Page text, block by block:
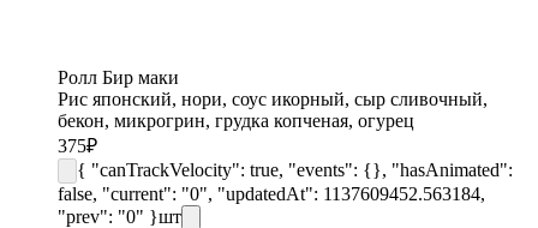
Ролл Бир маки
Рис японский, нори, соус икорный, сыр сливочный,
бекон, микрогрин, грудка копченая, огурец
375₽
{ "canTrackVelocity": true, "events": {}, "hasAnimated":
false, "current": "0", "updatedAt": 1137609452.563184,
"prev": "0" }шт